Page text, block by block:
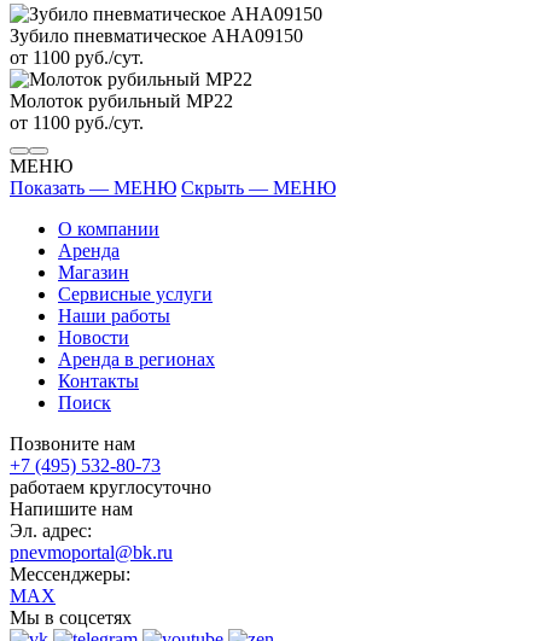
Зубило пневматическое AHA09150
от 1100 руб./сут.
Молоток рубильный МР22
от 1100 руб./сут.
МЕНЮ
Показать — МЕНЮ Скрыть — МЕНЮ
О компании
Аренда
Магазин
Сервисные услуги
Наши работы
Новости
Аренда в регионах
Контакты
Поиск
Позвоните нам
+7 (495) 532-80-73
работаем круглосуточно
Напишите нам
Эл. адрес:
pnevmoportal@bk.ru
Мессенджеры:
MAX
Мы в соцсетях